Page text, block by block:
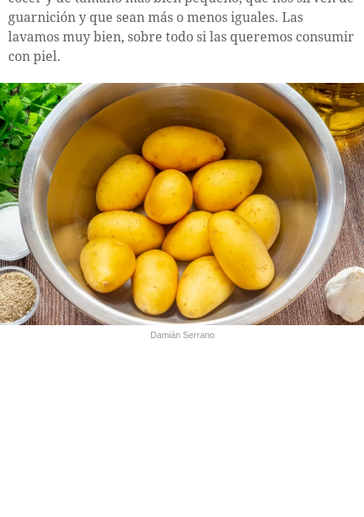
guarnición y que sean más o menos iguales. Las
lavamos muy bien, sobre todo si las queremos consumir
con piel.
Damián Serrano